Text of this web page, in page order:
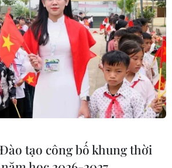
tạo công bố khung thời